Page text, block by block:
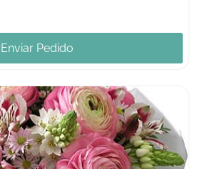
Enviar Pedido